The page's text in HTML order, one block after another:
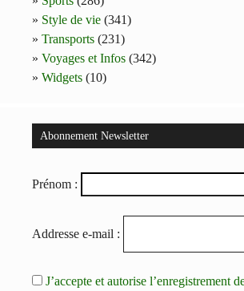
Style de vie (341)
Transports (231)
Voyages et Infos (342)
Widgets (10)
Abonnement Newsletter
Prénom :
Addresse e-mail :
J’accepte et autorise l’enregistrement